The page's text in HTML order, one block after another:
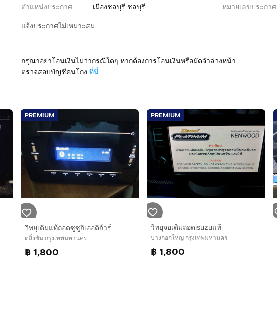
ตำแหน่งประกาศ
เมืองชลบุรี ชลบุรี หมายเลขประกาศ
แจ้งประกาศไม่เหมาะสม
กรุณาอย่าโอนเงินไม่ว่ากรณีใดๆ หากต้องการโอนเงินหรือมัดจำล่วงหน้า
ตรวจสอบบัญชีคนโกง ที่นี่
PREMIUM
วิทยุเดิมแท้ถอดซูซูกิเออติก้าร์
ตลิ่งชัน กรุงเทพมหานคร
฿ 1,800
PREMIUM
วิทยุจอเดิมถอดisuzuแท้
บางกอกใหญ่ กรุงเทพมหานคร
฿ 1,800